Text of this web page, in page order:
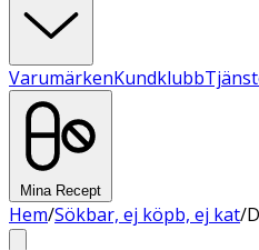
VarumärkenKundklubb
Mina Recept
Hem/Sökbar, ej köpb, ej kat/